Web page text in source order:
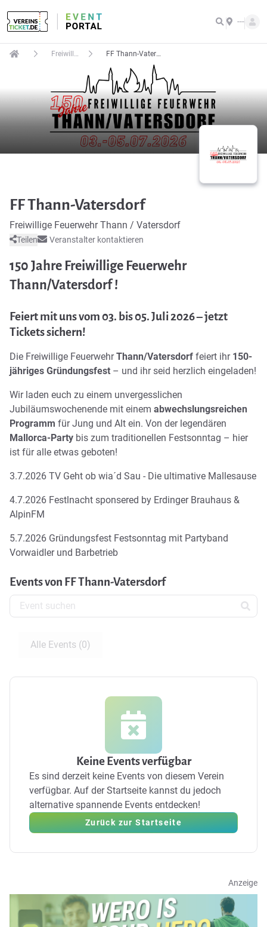
---
Freiwillige Feuerwehr Thann / Vatersdorf FF Thann-Vatersdorf
FF Thann-Vatersdorf
Freiwillige Feuerwehr Thann / Vatersdorf
Teilen Veranstalter kontaktieren
150 Jahre Freiwillige Feuerwehr
Thann/Vatersdorf !
Feiert mit uns vom 03. bis 05. Juli 2026 – jetzt
Tickets sichern!
Die Freiwillige FeuerwehrThann/Vatersdorf feiert ihr 150-
jähriges Gründungsfest – und ihr seid herzlich eingeladen!
Wir laden euch zu einem unvergesslichen
Jubiläumswochenende mit einem abwechslungsreichen
Programm für Jung und Alt ein. Von der legendären
Mallorca-Party bis zum traditionellen Festsonntag – hier
ist für alle etwas geboten!
3.7.2026 TV Geht ob wia´d Sau - Die ultimative Mallesause
4.7.2026 Festlnacht sponsered by Erdinger Brauhaus &
AlpinFM
5.7.2026 Gründungsfest Festsonntag mit Partyband
Vorwaidler und Barbetrieb
Events von FF Thann-Vatersdorf
Alle Events (0)
Keine Events verfügbar
Es sind derzeit keine Events von diesem Verein
verfügbar. Auf der Startseite kannst du jedoch
alternative spannende Events entdecken!
Zurück zur Startseite
Anzeige